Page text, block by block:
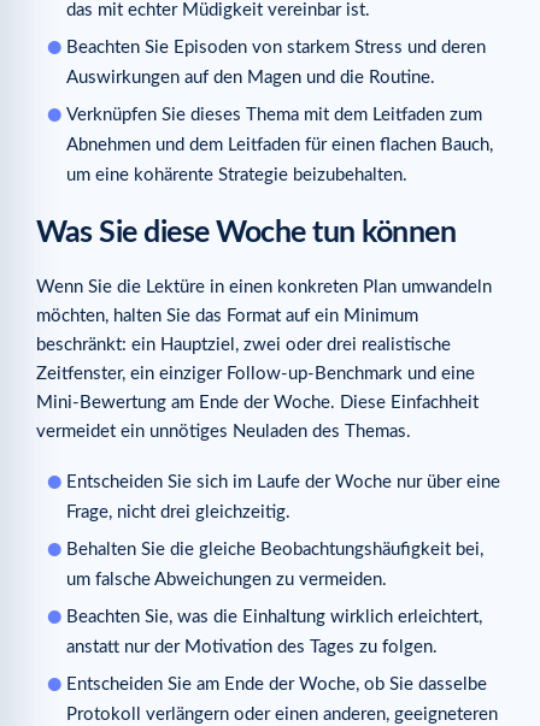
das mit echter Müdigkeit vereinbar ist.
Beachten Sie Episoden von starkem Stress und deren
Auswirkungen auf den Magen und die Routine.
Verknüpfen Sie dieses Thema mit dem Leitfaden zum
Abnehmen und dem Leitfaden für einen flachen Bauch,
um eine kohärente Strategie beizubehalten.
Was Sie diese Woche tun können
Wenn Sie die Lektüre in einen konkreten Plan umwandeln
möchten, halten Sie das Format auf ein Minimum
beschränkt: ein Hauptziel, zwei oder drei realistische
Zeitfenster, ein einziger Follow-up-Benchmark und eine
Mini-Bewertung am Ende der Woche. Diese Einfachheit
vermeidet ein unnötiges Neuladen des Themas.
Entscheiden Sie sich im Laufe der Woche nur über eine
Frage, nicht drei gleichzeitig.
Behalten Sie die gleiche Beobachtungshäufigkeit bei,
um falsche Abweichungen zu vermeiden.
Beachten Sie, was die Einhaltung wirklich erleichtert,
anstatt nur der Motivation des Tages zu folgen.
Entscheiden Sie am Ende der Woche, ob Sie dasselbe
Protokoll verlängern oder einen anderen, geeigneteren